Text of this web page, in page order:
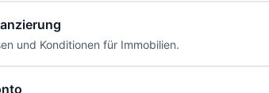
und Konditionen für Immobilien.